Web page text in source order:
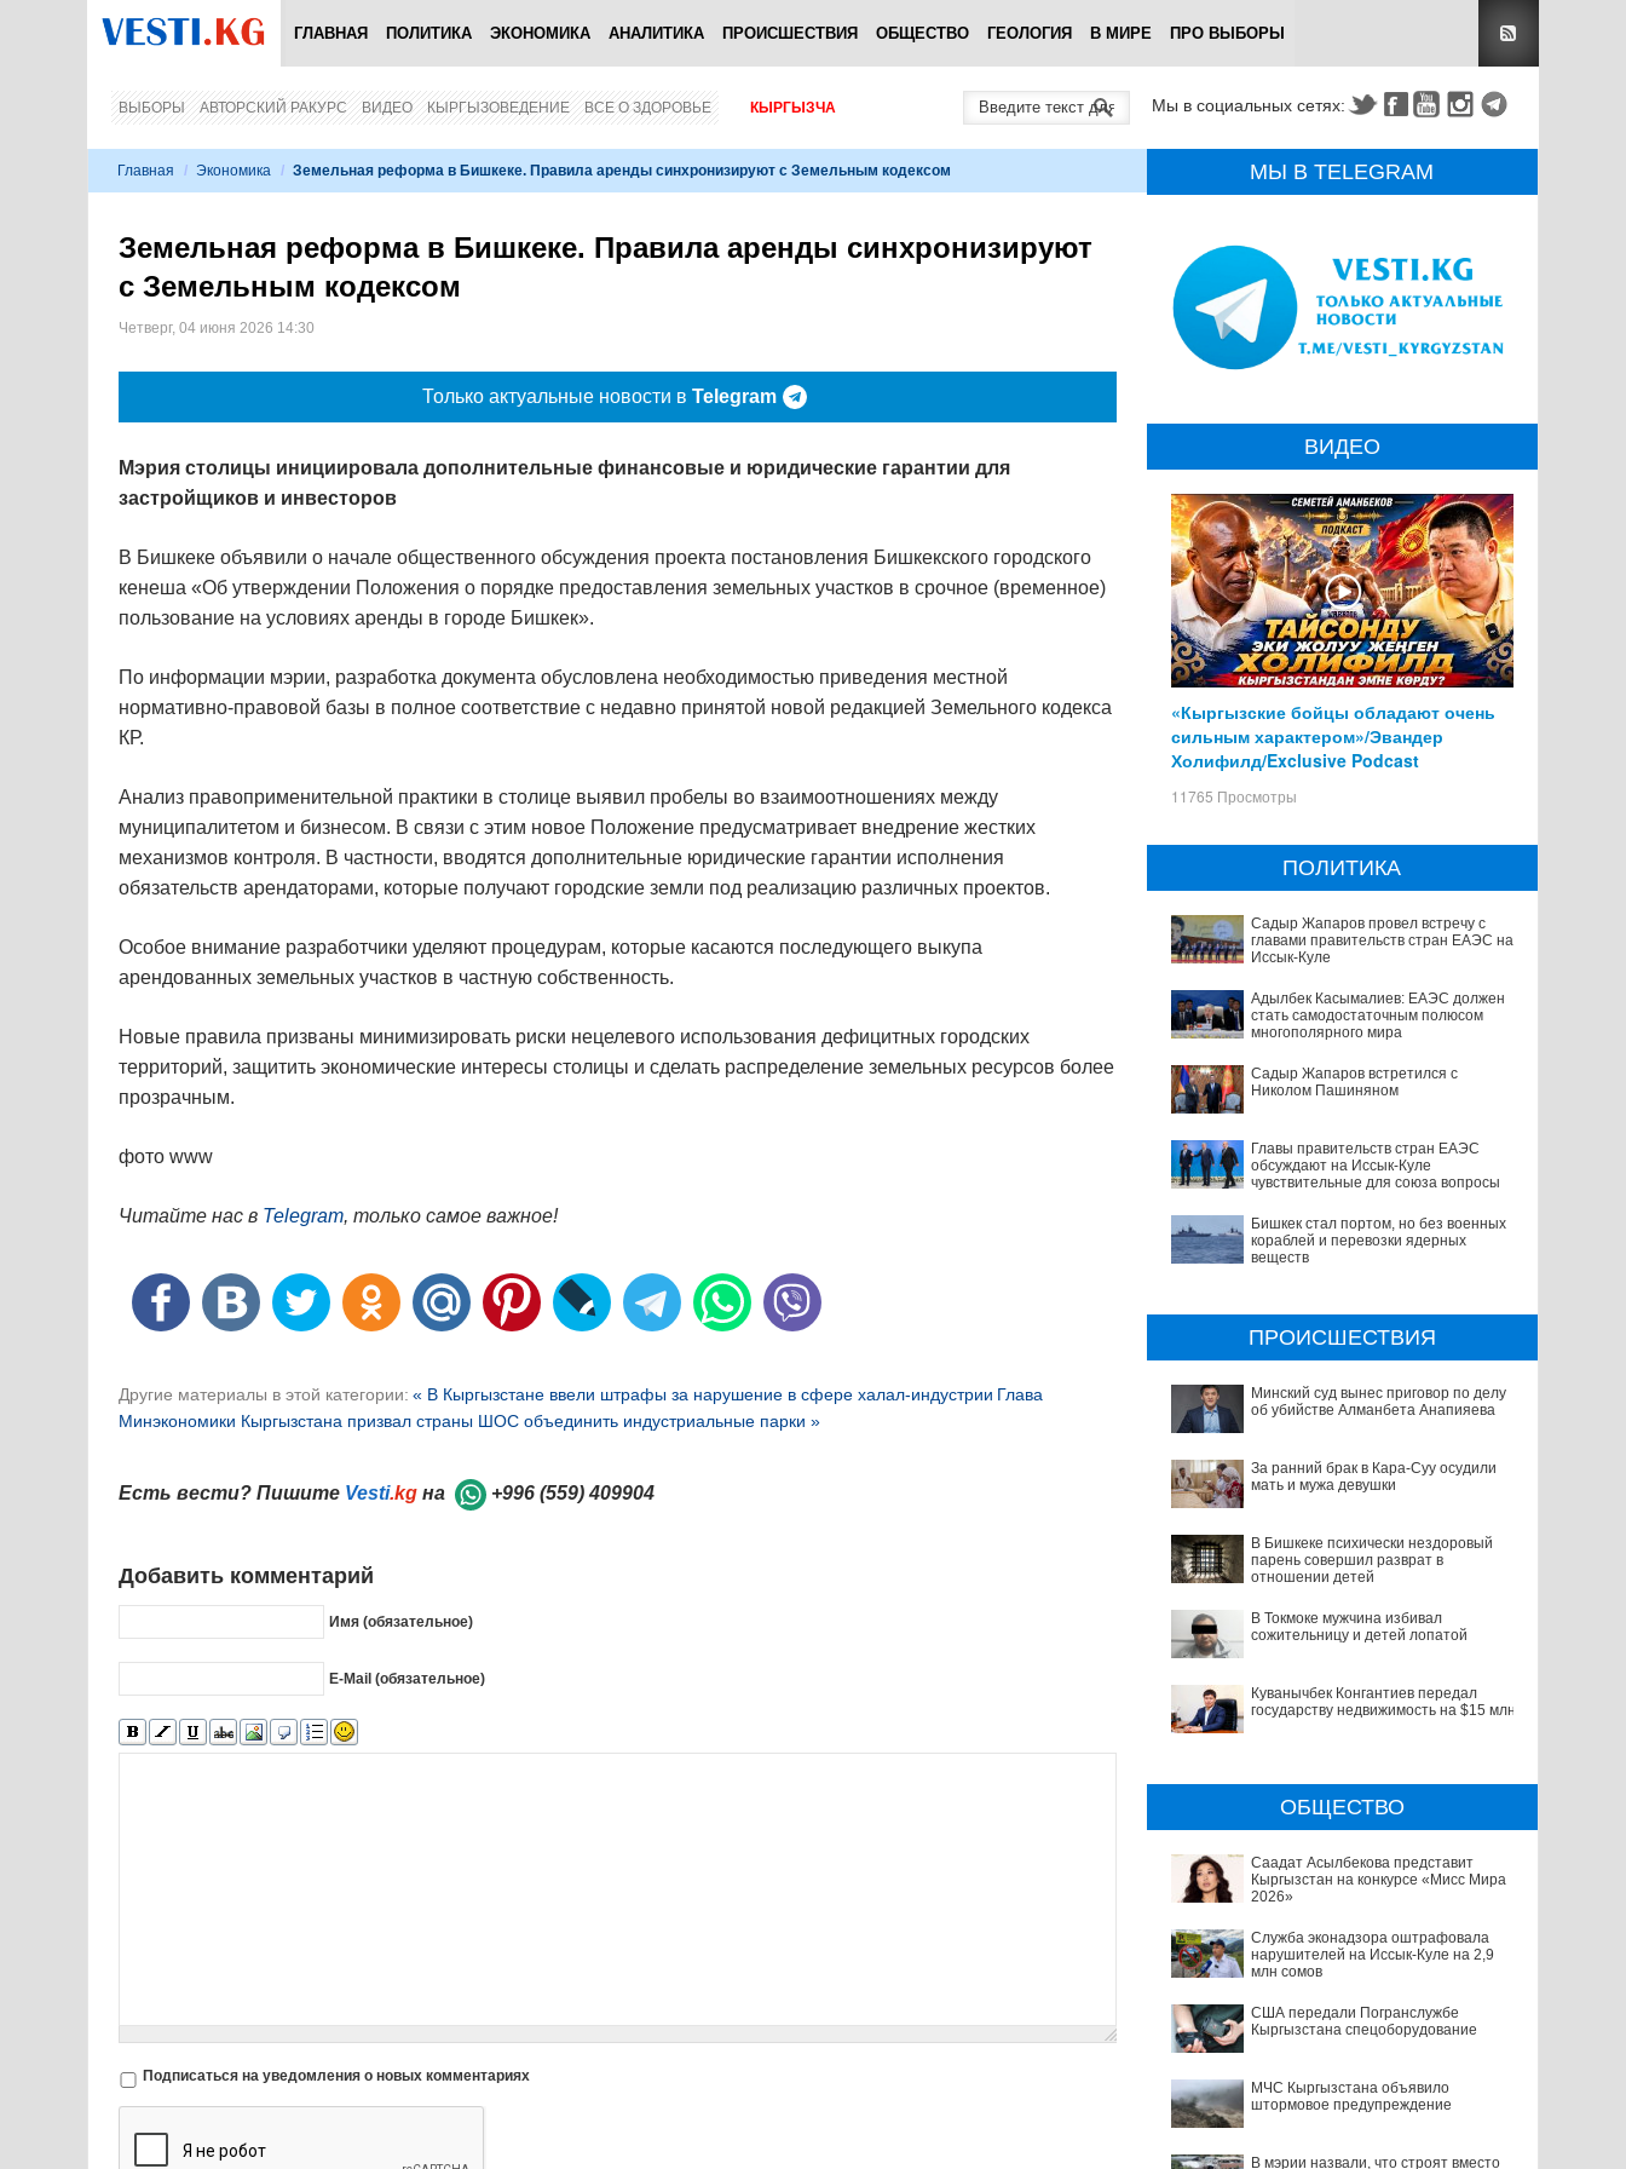
ГЛАВНАЯ ПОЛИТИКА ЭКОНОМИКА АНАЛИТИКА ПРОИСШЕСТВИЯ ОБЩЕСТВО ГЕОЛОГИЯ В МИРЕ ПРО ВЫБОРЫ
ВЫБОРЫ АВТОРСКИЙ РАКУРС ВИДЕО КЫРГЫЗОВЕДЕНИЕ ВСЕ О ЗДОРОВЬЕ КЫРГЫЗЧА Мы в социальных сетях:
Главная / Экономика / Земельная реформа в Бишкеке. Правила аренды синхронизируют с Земельным кодексом
Земельная реформа в Бишкеке. Правила аренды синхронизируют
с Земельным кодексом
Четверг, 04 июня 2026 14:30
Только актуальные новости в Telegram
Мэрия столицы инициировала дополнительные финансовые и юридические гарантии для
застройщиков и инвесторов
В Бишкеке объявили о начале общественного обсуждения проекта постановления Бишкекского городского
кенеша «Об утверждении Положения о порядке предоставления земельных участков в срочное (временное)
пользование на условиях аренды в городе Бишкек».
По информации мэрии, разработка документа обусловлена необходимостью приведения местной
нормативно-правовой базы в полное соответствие с недавно принятой новой редакцией Земельного кодекса
КР.
Анализ правоприменительной практики в столице выявил пробелы во взаимоотношениях между
муниципалитетом и бизнесом. В связи с этим новое Положение предусматривает внедрение жестких
механизмов контроля. В частности, вводятся дополнительные юридические гарантии исполнения
обязательств арендаторами, которые получают городские земли под реализацию различных проектов.
Особое внимание разработчики уделяют процедурам, которые касаются последующего выкупа
арендованных земельных участков в частную собственность.
Новые правила призваны минимизировать риски нецелевого использования дефицитных городских
территорий, защитить экономические интересы столицы и сделать распределение земельных ресурсов более
прозрачным.
фото www
Читайте нас в Telegram, только самое важное!
Другие материалы в этой категории: « В Кыргызстане ввели штрафы за нарушение в сфере халал-индустрии Глава
Минэкономики Кыргызстана призвал страны ШОС объединить индустриальные парки »
Есть вести? Пишите Vesti.kg на +996 (559) 409904
Добавить комментарий
Имя (обязательное)
E-Mail (обязательное)
Подписаться на уведомления о новых комментариях
МЫ В TELEGRAM
ВИДЕО
«Кыргызские бойцы обладают очень
сильным характером»/Эвандер
Холифилд/Exclusive Podcast
11765 Просмотры
ПОЛИТИКА
Садыр Жапаров провел встречу с
главами правительств стран ЕАЭС на
Иссык-Куле
Адылбек Касымалиев: ЕАЭС должен
стать самодостаточным полюсом
многополярного мира
Садыр Жапаров встретился с
Николом Пашиняном
Главы правительств стран ЕАЭС
обсуждают на Иссык-Куле
чувствительные для союза вопросы
Бишкек стал портом, но без военных
кораблей и перевозки ядерных
веществ
ПРОИСШЕСТВИЯ
Минский суд вынес приговор по делу
об убийстве Алманбета Анапияева
За ранний брак в Кара-Суу осудили
мать и мужа девушки
В Бишкеке психически нездоровый
парень совершил разврат в
отношении детей
В Токмоке мужчина избивал
сожительницу и детей лопатой
Куванычбек Конгантиев передал
государству недвижимость на $15 млн
ОБЩЕСТВО
Саадат Асылбекова представит
Кыргызстан на конкурсе «Мисс Мира
2026»
Служба эконадзора оштрафовала
нарушителей на Иссык-Куле на 2,9
млн сомов
США передали Погранслужбе
Кыргызстана спецоборудование
МЧС Кыргызстана объявило
штормовое предупреждение
В мэрии назвали, что строят вместо